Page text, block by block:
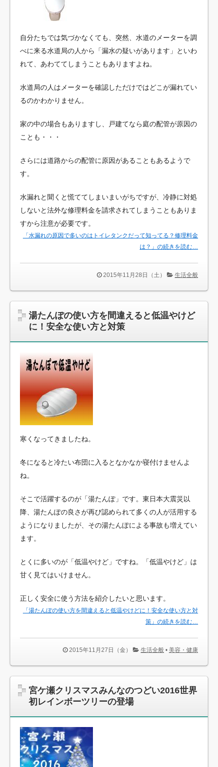
自分たちでは気づかなくても、突然、水道のメーターを調
べに来る水道局の人から「漏水の疑いがあります」といわ
れて、あわててしまうこともありますよね。
水道局の人はメーターを確認しただけではどこが漏れてい
るのかわかりません。
家の中の場合もありますし、戸建てなら庭の配管が原因の
ことも・・・
さらには道路からの配管に原因があることもあるようで
す。
水漏れと聞くと慌ててしまいまいがちですが、冷静に対処
しないと法外な修理料金を請求されてしまうこともありま
すから注意が必要です。
「水漏れの原因で多いのはトイレタンクだって知ってる？修理料金
は？」の続きを読む…
2015年11月28日（土） 生活全般
湯たんぽの使い方を間違えると低温やけど
に！安全な使い方と対策
寒くなってきましたね。
冬になると冷たい布団に入るとなかなか寝付けませんよ
ね。
そこで活躍するのが「湯たんぽ」です。東日本大震災以
降、湯たんぽの良さが再び認められて多くの人が活用する
ようになりましたが、その湯たんぽによる事故も増えてい
ます。
とくに多いのが「低温やけど」ですね。「低温やけど」は
甘く見てはいけません。
正しく安全に使う方法を紹介したいと思います。
「湯たんぽの使い方を間違えると低温やけどに！安全な使い方と対
策」の続きを読む…
2015年11月27日（金） 生活全般 • 美容・健康
宮ケ瀬クリスマスみんなのつどい2016世界
初レインボーツリーの登場